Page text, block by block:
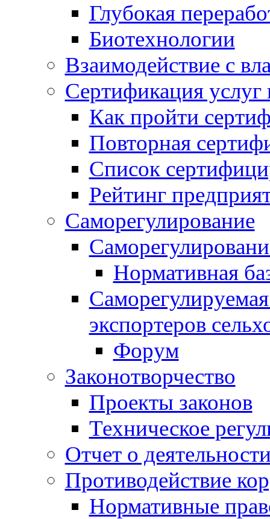
Глубокая
Биотехнологии
Взаимодействие с
Сертификация услуг
Как пройти
Повторная
Список
Рейтинг
Саморегулирование
Нормативная
экспортеров
Форум
Законотворчество
Проекты законов
Техническое
Отчет о
Противодействие
Нормативные